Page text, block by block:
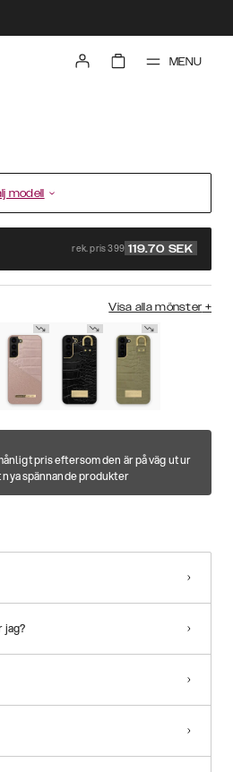
MENU
modell
rek. pris 399 119.70 SEK
Visa alla mönster +
pris eftersom den är på väg ut ur
spännande produkter
jag?